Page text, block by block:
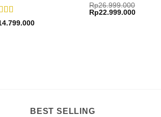
4
Rp26.999.000
Original
price
Rp22.999.000Current
BEST SELLING